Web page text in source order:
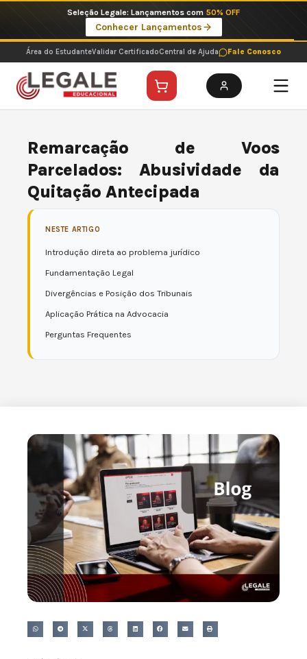
o
conteúdo
Imperdíveis no Pix: Pós Selecionadas a 199 reais no pix em parcela única
Ver ofertas
Área do EstudanteValidar CertificadoCentral de Ajuda Fale Conosco
Remarcação de Voos
Parcelados: Abusividade da
Quitação Antecipada
NESTE ARTIGO
Introdução direta ao problema jurídico
Fundamentação Legal
Divergências e Posição dos Tribunais
Aplicação Prática na Advocacia
Perguntas Frequentes